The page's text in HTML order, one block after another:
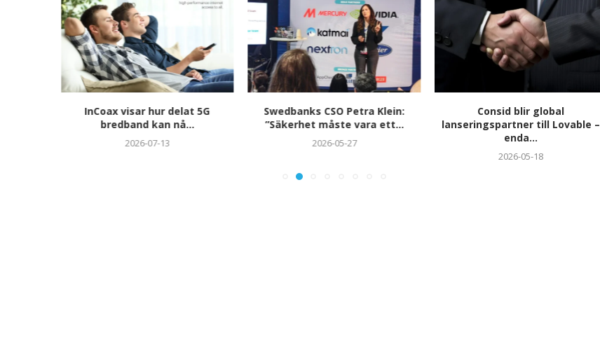
InCoax visar hur delat 5G
bredband kan nå...
2026-07-13
Swedbanks CSO Petra Klein:
”Säkerhet måste vara ett...
2026-05-27
Consid blir global
lanseringspartner till Lovable –
enda...
2026-05-18